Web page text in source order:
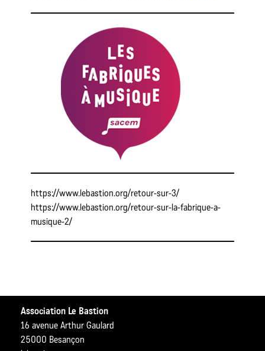
https://www.lebastion.org/retour-sur-3/
https://www.lebastion.org/retour-sur-la-fabrique-a-
musique-2/
Association Le Bastion
16 avenue Arthur Gaulard
25000 Besançon